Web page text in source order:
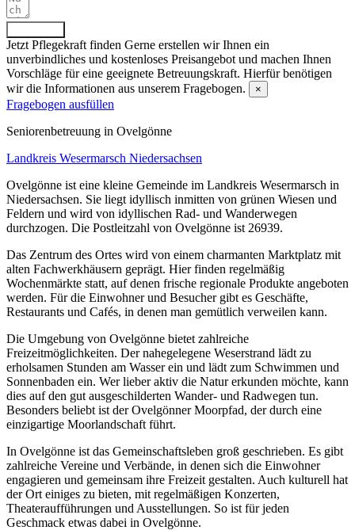
Jetzt Pflegekraft finden Gerne erstellen wir Ihnen ein
unverbindliches und kostenloses Preisangebot und machen Ihnen
Vorschläge für eine geeignete Betreuungskraft. Hierfür benötigen
wir die Informationen aus unserem Fragebogen.
×
Fragebogen ausfüllen
Senioren­betreuung in Ovelgönne
Landkreis Wesermarsch Niedersachsen
Ovelgönne ist eine kleine Gemeinde im Landkreis Wesermarsch in
Niedersachsen. Sie liegt idyllisch inmitten von grünen Wiesen und
Feldern und wird von idyllischen Rad- und Wanderwegen
durchzogen. Die Postleitzahl von Ovelgönne ist 26939.
Das Zentrum des Ortes wird von einem charmanten Marktplatz mit
alten Fachwerkhäusern geprägt. Hier finden regelmäßig
Wochenmärkte statt, auf denen frische regionale Produkte angeboten
werden. Für die Einwohner und Besucher gibt es Geschäfte,
Restaurants und Cafés, in denen man gemütlich verweilen kann.
Die Umgebung von Ovelgönne bietet zahlreiche
Freizeitmöglichkeiten. Der nahegelegene Weserstrand lädt zu
erholsamen Stunden am Wasser ein und lädt zum Schwimmen und
Sonnenbaden ein. Wer lieber aktiv die Natur erkunden möchte, kann
dies auf den gut ausgeschilderten Wander- und Radwegen tun.
Besonders beliebt ist der Ovelgönner Moorpfad, der durch eine
einzigartige Moorlandschaft führt.
In Ovelgönne ist das Gemeinschaftsleben groß geschrieben. Es gibt
zahlreiche Vereine und Verbände, in denen sich die Einwohner
engagieren und gemeinsam ihre Freizeit gestalten. Auch kulturell hat
der Ort einiges zu bieten, mit regelmäßigen Konzerten,
Theateraufführungen und Ausstellungen. So ist für jeden
Geschmack etwas dabei in Ovelgönne.